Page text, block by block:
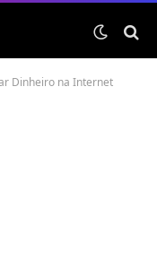
Dinheiro na Internet